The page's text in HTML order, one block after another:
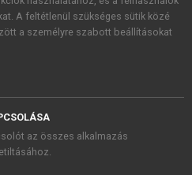
foglaltakat
A feltétlenül szükséges sütik közé
a személyre szabott beállításokat
az összes alkalmazás